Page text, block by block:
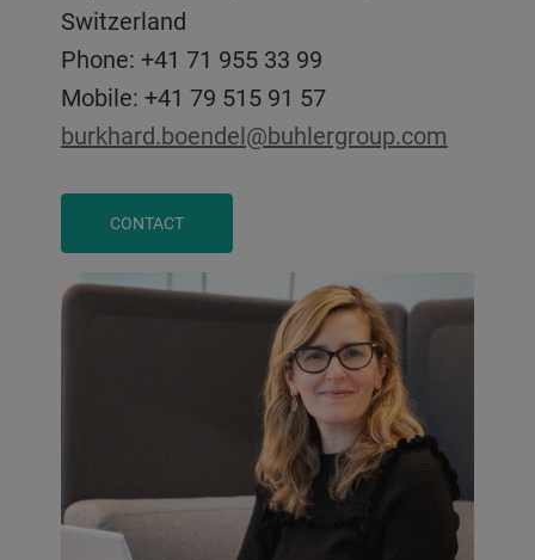
Switzerland
Phone: +41 71 955 33 99
Mobile: +41 79 515 91 57
burkhard.boendel@buhlergroup.com
CONTACT